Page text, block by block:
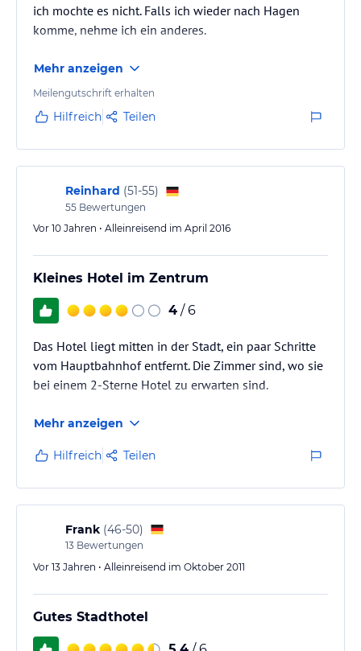
ich mochte es nicht. Falls ich wieder nach Hagen
komme, nehme ich ein anderes.
Mehr anzeigen
Meilengutschrift erhalten
Hilfreich Teilen
Reinhard (51-55)
55 Bewertungen
Vor 10 Jahren • Alleinreisend im April 2016
Kleines Hotel im Zentrum
4 / 6
Das Hotel liegt mitten in der Stadt, ein paar Schritte
vom Hauptbahnhof entfernt. Die Zimmer sind, wo sie
bei einem 2-Sterne Hotel zu erwarten sind.
Mehr anzeigen
Hilfreich Teilen
Frank (46-50)
13 Bewertungen
Vor 13 Jahren • Alleinreisend im Oktober 2011
Gutes Stadthotel